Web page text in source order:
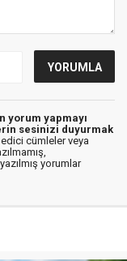
yorum yapmayı
sesinizi duyurmak
cümleler veya
yorumlar